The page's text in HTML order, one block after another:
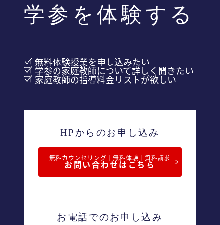
学参を体験する
無料体験授業を申し込みたい
学参の家庭教師について詳しく聞きたい
家庭教師の指導料金リストが欲しい
HPからのお申し込み
無料カウンセリング｜無料体験｜資料請求
お問い合わせはこちら
お電話でのお申し込み